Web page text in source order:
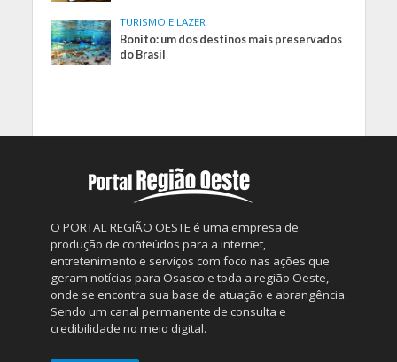
TURISMO E LAZER
Bonito: um dos destinos mais preservados
do Brasil
O PORTAL REGIÃO OESTE é uma empresa de
produção de conteúdos para a internet,
entretenimento e serviços com foco nas ações que
geram notícias para Osasco e toda a região Oeste,
onde se encontra sua base de atuação e abrangência.
Sendo um canal permanente de consulta e
credibilidade no meio digital.